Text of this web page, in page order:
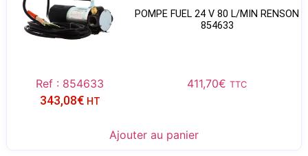
POMPE FUEL 24 V 80 L/MIN RENSON
854633
Ref : 854633 411,70€ TTC
343,08€ HT
Ajouter au panier